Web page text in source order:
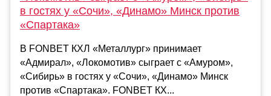
в гостях у «Сочи», «Динамо» Минск против
«Спартака»
В FONBET КХЛ «Металлург» принимает
«Адмирал», «Локомотив» сыграет с «Амуром»,
«Сибирь» в гостях у «Сочи», «Динамо» Минск
против «Спартака». FONBET КХ...